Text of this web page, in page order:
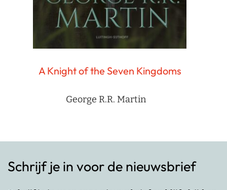
A Knight of the Seven Kingdoms
George R.R. Martin
Schrijf je in voor de nieuwsbrief